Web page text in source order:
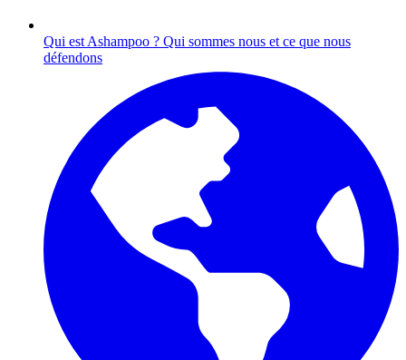
Qui est Ashampoo ? Qui sommes nous et ce que nous
défendons